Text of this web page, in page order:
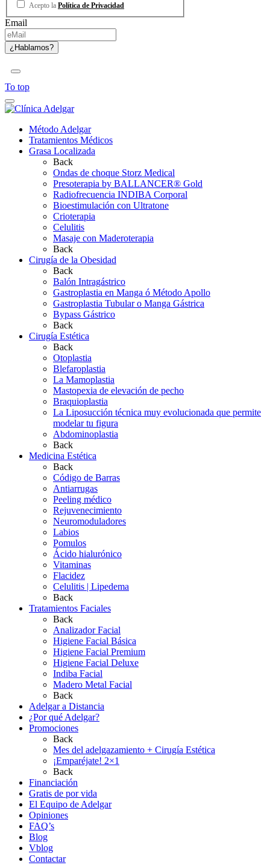
Acepto la Política de Privacidad
Email
To top
Método Adelgar
Tratamientos Médicos
Grasa Localizada
Back
Ondas de choque Storz Medical
Presoterapia by BALLANCER® Gold
Radiofrecuencia INDIBA Corporal
Bioestimulación con Ultratone
Crioterapia
Celulitis
Masaje con Maderoterapia
Back
Cirugía de la Obesidad
Back
Balón Intragástrico
Gastroplastia en Manga ó Método Apollo
Gastroplastia Tubular o Manga Gástrica
Bypass Gástrico
Back
Cirugía Estética
Back
Otoplastia
Blefaroplastia
La Mamoplastia
Mastopexia de elevación de pecho
Braquioplastia
La Liposucción técnica muy evolucionada que permite
modelar tu figura
Abdominoplastia
Back
Medicina Estética
Back
Código de Barras
Antiarrugas
Peeling médico
Rejuvenecimiento
Neuromoduladores
Labios
Pomulos
Ácido hialurónico
Vitaminas
Flacidez
Celulitis | Lipedema
Back
Tratamientos Faciales
Back
Analizador Facial
Higiene Facial Básica
Higiene Facial Premium
Higiene Facial Deluxe
Indiba Facial
Madero Metal Facial
Back
Adelgar a Distancia
¿Por qué Adelgar?
Promociones
Back
Mes del adelgazamiento + Cirugía Estética
¡Emparéjate! 2×1
Back
Financiación
Gratis de por vida
El Equipo de Adelgar
Opiniones
FAQ’s
Blog
Vblog
Contactar